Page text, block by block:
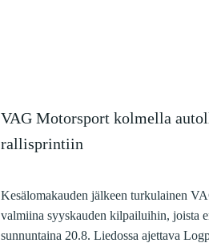
VAG Motorsport kolmella
rallisprintiin
Kesälomakauden jälkeen turkulainen
valmiina syyskauden kilpailuihin, joista
sunnuntaina 20.8. Liedossa ajettava